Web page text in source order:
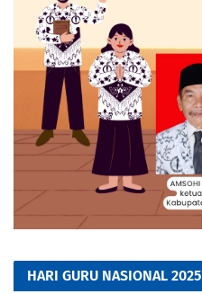
HARI GURU NASIONAL 2025